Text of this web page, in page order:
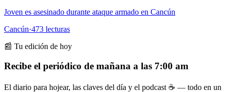
Joven es asesinado durante ataque armado en Cancún
Cancún·473 lecturas
📰 Tu edición de hoy
Recibe el periódico de mañana a las 7:00 am
El diario para hojear, las claves del día y el podcast ☕ — todo en un